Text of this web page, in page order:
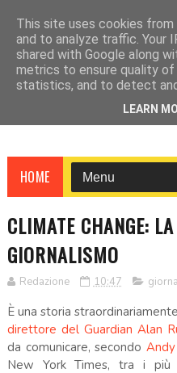
HOME
CLIMATE CHANGE:
GIORNALISMO
Redazione 10:47
È una storia
direttore del Guardian Alan
da comunicare, secondo
New York Times, tra i
This site uses cookies
and to analyze traffic. Your
shared with Google along
metrics to ensure quality of
statistics, and to detect
LEARN